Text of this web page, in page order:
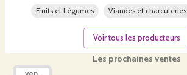
Les prochaines ventes
Fruits et Légumes Viandes et charcuteries
Voir tous les producteurs